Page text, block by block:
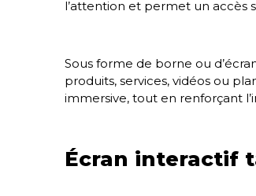
l’attention et permet un accès
Sous forme de borne ou
produits, services, vidéos ou
immersive, tout en renforçant
Écran interactif